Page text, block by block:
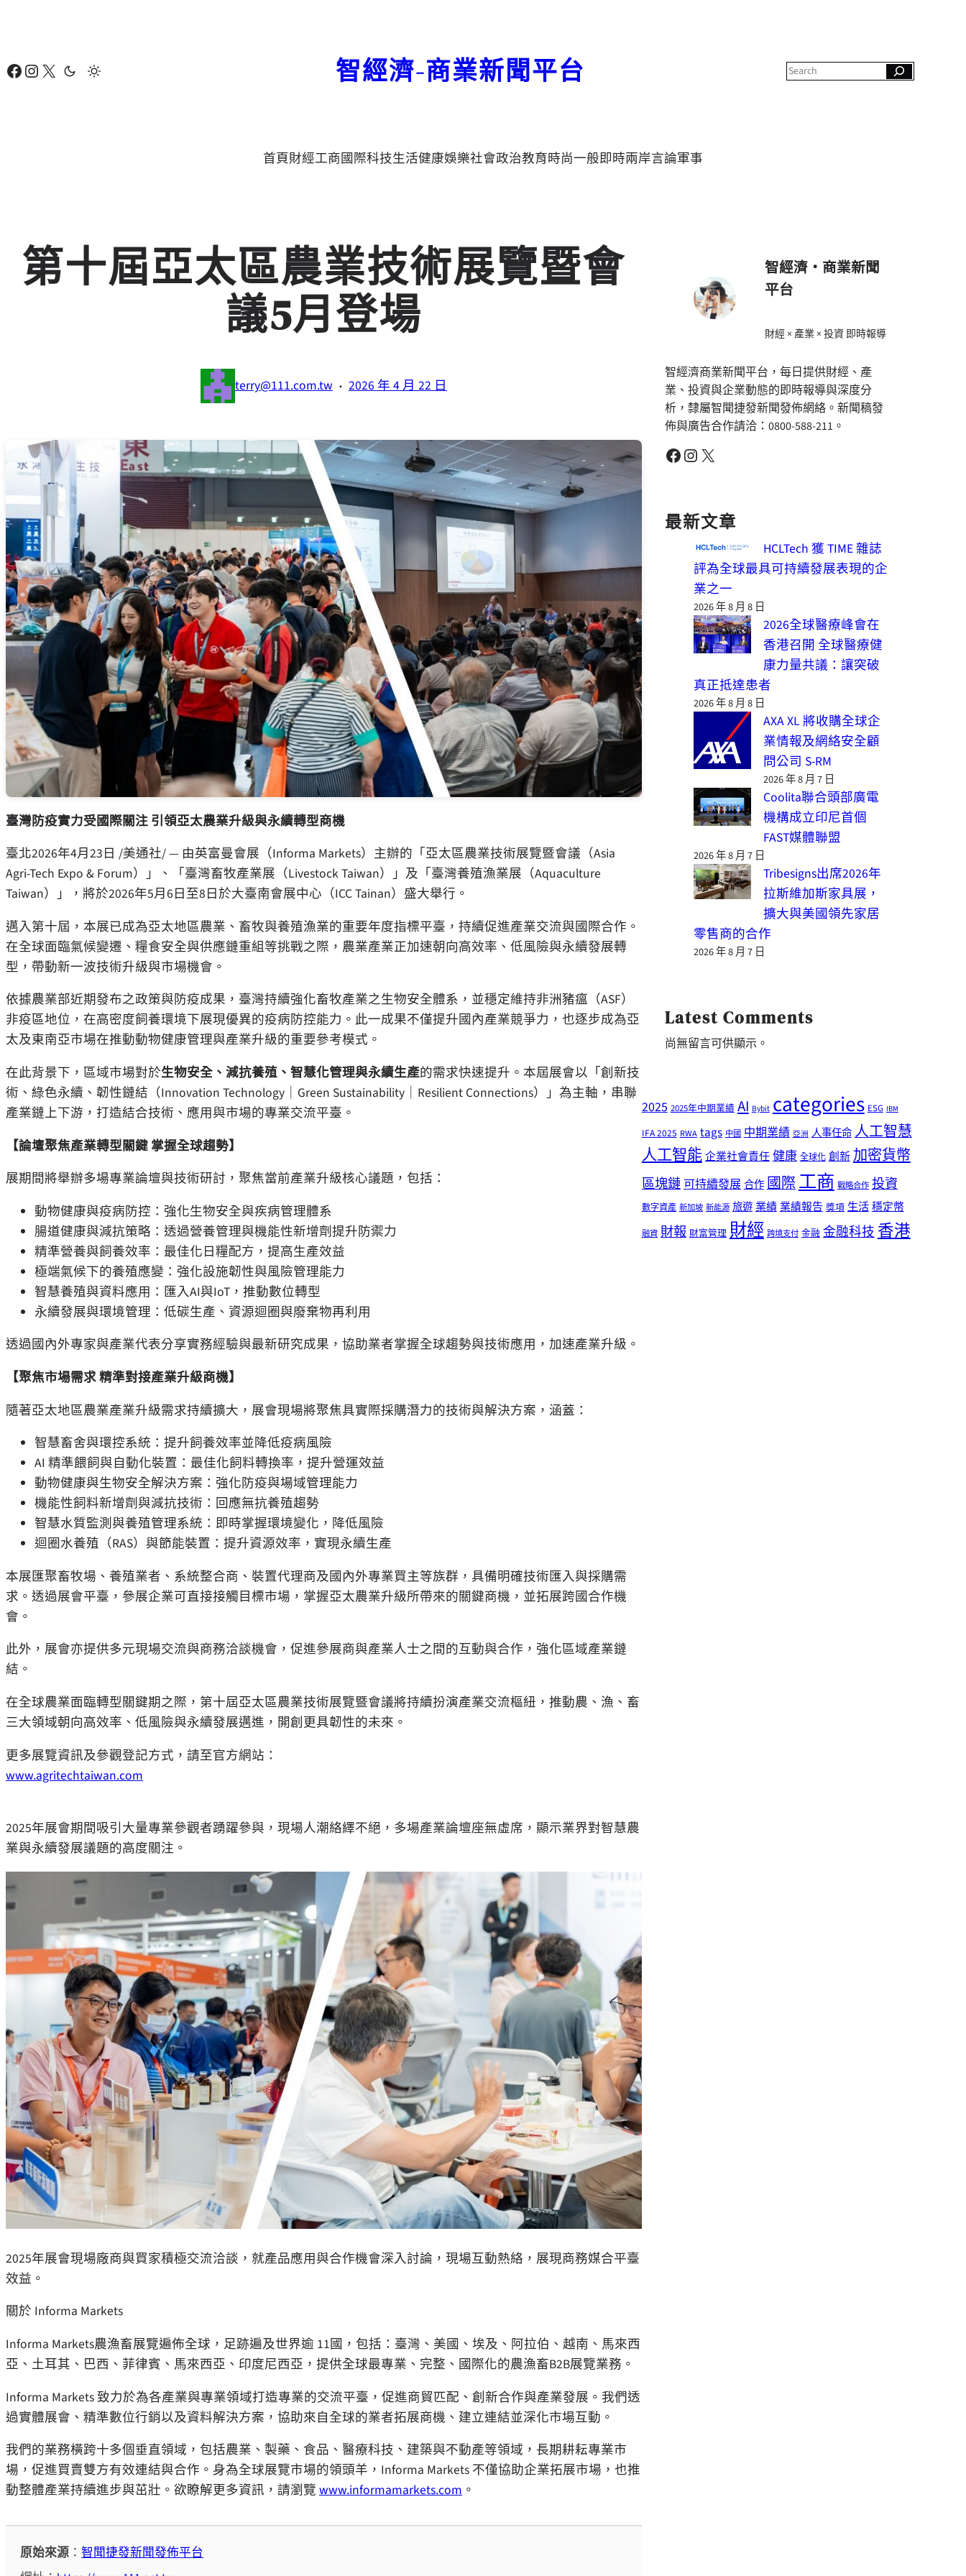
要
Facebook Instagram X 智經濟-商業新聞平台
c
首頁財經工商國際科技生活健康娛樂社會政治教育時尚一般即時兩岸言論軍事
第十屆亞太區農業技術展覽暨會
議5月登場
terry@111.com.tw · 2026 年 4 月 22 日
臺灣防疫實力受國際關注 引領亞太農業升級與永續轉型商機
臺北2026年4月23日 /美通社/ — 由英富曼會展（Informa Markets）主辦的「亞太區農業技術展覽暨會議（Asia
Agri-Tech Expo & Forum）」、「臺灣畜牧產業展（Livestock Taiwan）」及「臺灣養殖漁業展（Aquaculture
Taiwan）」，將於2026年5月6日至8日於大臺南會展中心（ICC Tainan）盛大舉行。
邁入第十屆，本展已成為亞太地區農業、畜牧與養殖漁業的重要年度指標平臺，持續促進產業交流與國際合作。
在全球面臨氣候變遷、糧食安全與供應鏈重組等挑戰之際，農業產業正加速朝向高效率、低風險與永續發展轉
型，帶動新一波技術升級與市場機會。
依據農業部近期發布之政策與防疫成果，臺灣持續強化畜牧產業之生物安全體系，並穩定維持非洲豬瘟（ASF）
非疫區地位，在高密度飼養環境下展現優異的疫病防控能力。此一成果不僅提升國內產業競爭力，也逐步成為亞
太及東南亞市場在推動動物健康管理與產業升級的重要參考模式。
在此背景下，區域市場對於生物安全、減抗養殖、智慧化管理與永續生產的需求快速提升。本屆展會以「創新技
術、綠色永續、韌性鏈結（Innovation Technology｜Green Sustainability｜Resilient Connections）」為主軸，串聯
產業鏈上下游，打造結合技術、應用與市場的專業交流平臺。
【論壇聚焦產業轉型關鍵 掌握全球趨勢】
展期間將舉辦多場專業論壇與技術研討，聚焦當前產業升級核心議題，包括：
動物健康與疫病防控：強化生物安全與疾病管理體系
腸道健康與減抗策略：透過營養管理與機能性新增劑提升防禦力
精準營養與飼養效率：最佳化日糧配方，提高生產效益
極端氣候下的養殖應變：強化設施韌性與風險管理能力
智慧養殖與資料應用：匯入AI與IoT，推動數位轉型
永續發展與環境管理：低碳生產、資源迴圈與廢棄物再利用
透過國內外專家與產業代表分享實務經驗與最新研究成果，協助業者掌握全球趨勢與技術應用，加速產業升級。
【聚焦市場需求 精準對接產業升級商機】
隨著亞太地區農業產業升級需求持續擴大，展會現場將聚焦具實際採購潛力的技術與解決方案，涵蓋：
智慧畜舍與環控系統：提升飼養效率並降低疫病風險
AI 精準餵飼與自動化裝置：最佳化飼料轉換率，提升營運效益
動物健康與生物安全解決方案：強化防疫與場域管理能力
機能性飼料新增劑與減抗技術：回應無抗養殖趨勢
智慧水質監測與養殖管理系統：即時掌握環境變化，降低風險
迴圈水養殖（RAS）與節能裝置：提升資源效率，實現永續生產
本展匯聚畜牧場、養殖業者、系統整合商、裝置代理商及國內外專業買主等族群，具備明確技術匯入與採購需
求。透過展會平臺，參展企業可直接接觸目標市場，掌握亞太農業升級所帶來的關鍵商機，並拓展跨國合作機
會。
此外，展會亦提供多元現場交流與商務洽談機會，促進參展商與產業人士之間的互動與合作，強化區域產業鏈
結。
在全球農業面臨轉型關鍵期之際，第十屆亞太區農業技術展覽暨會議將持續扮演產業交流樞紐，推動農、漁、畜
三大領域朝向高效率、低風險與永續發展邁進，開創更具韌性的未來。
更多展覽資訊及參觀登記方式，請至官方網站：
www.agritechtaiwan.com
2025年展會期間吸引大量專業參觀者踴躍參與，現場人潮絡繹不絕，多場產業論壇座無虛席，顯示業界對智慧農
業與永續發展議題的高度關注。
2025年展會現場廠商與買家積極交流洽談，就產品應用與合作機會深入討論，現場互動熱絡，展現商務媒合平臺
效益。
關於 Informa Markets
Informa Markets農漁畜展覽遍佈全球，足跡遍及世界逾 11國，包括：臺灣、美國、埃及、阿拉伯、越南、馬來西
亞、土耳其、巴西、菲律賓、馬來西亞、印度尼西亞，提供全球最專業、完整、國際化的農漁畜B2B展覽業務。
Informa Markets 致力於為各產業與專業領域打造專業的交流平臺，促進商貿匹配、創新合作與產業發展。我們透
過實體展會、精準數位行銷以及資料解決方案，協助來自全球的業者拓展商機、建立連結並深化市場互動。
我們的業務橫跨十多個垂直領域，包括農業、製藥、食品、醫療科技、建築與不動產等領域，長期耕耘專業市
場，促進買賣雙方有效連結與合作。身為全球展覽市場的領頭羊，Informa Markets 不僅協助企業拓展市場，也推
動整體產業持續進步與茁壯。欲瞭解更多資訊，請瀏覽 www.informamarkets.com 。
原始來源 ：智聞捷發新聞發佈平台
智經濟・商業新聞
平台
財經 × 產業 × 投資 即時報導
智經濟商業新聞平台，每日提供財經、產
業、投資與企業動態的即時報導與深度分
析，隸屬智聞捷發新聞發佈網絡。新聞稿發
佈與廣告合作請洽：0800-588-211。
Facebook Instagram X
最新文章
HCLTech 獲 TIME 雜誌
評為全球最具可持續發展表現的企
業之一
2026 年 8 月 8 日
2026全球醫療峰會在
香港召開 全球醫療健
康力量共議：讓突破
真正抵達患者
2026 年 8 月 8 日
AXA XL 將收購全球企
業情報及網絡安全顧
問公司 S-RM
2026 年 8 月 7 日
Coolita聯合頭部廣電
機構成立印尼首個
FAST媒體聯盟
2026 年 8 月 7 日
Tribesigns出席2026年
拉斯維加斯家具展，
擴大與美國領先家居
零售商的合作
2026 年 8 月 7 日
Latest Comments
尚無留言可供顯示。
2025 2025年中期業績 AI Bybit categories ESG IBM
IFA 2025 RWA tags 中國 中期業績 亞洲 人事任命人工智慧
人工智能企業社會責任健康 全球化 創新 加密貨幣
區塊鏈可持續發展合作國際工商 戰略合作 投資
數字資產 新加坡 新能源 旅遊業績業績報告 獎項 生活穩定幣
融資 財報 財富管理 財經 跨境支付 金融 金融科技香港